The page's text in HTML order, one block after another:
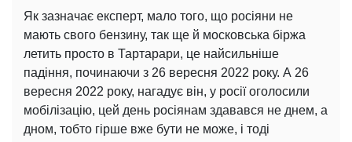
Як зазначає експерт, мало того, що росіяни не
мають свого бензину, так ще й московська біржа
летить просто в Тартарари, це найсильніше
падіння, починаючи з 26 вересня 2022 року. А 26
вересня 2022 року, нагадує він, у росії оголосили
мобілізацію, цей день росіянам здавався не днем, а
дном, тобто гірше вже бути не може, і тоді